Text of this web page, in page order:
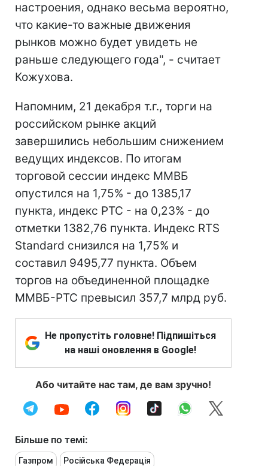
настроения, однако весьма вероятно,
что какие-то важные движения
рынков можно будет увидеть не
раньше следующего года", - считает
Кожухова.
Напомним, 21 декабря т.г., торги на
российском рынке акций
завершились небольшим снижением
ведущих индексов. По итогам
торговой сессии индекс ММВБ
опустился на 1,75% - до 1385,17
пункта, индекс РТС - на 0,23% - до
отметки 1382,76 пункта. Индекс RTS
Standard снизился на 1,75% и
составил 9495,77 пункта. Объем
торгов на объединенной площадке
ММВБ-РТС превысил 357,7 млрд руб.
Не пропустіть головне! Підпишіться
на наші оновлення в Google!
Або читайте нас там, де вам зручно!
Більше по темі:
Газпром Російська Федерація